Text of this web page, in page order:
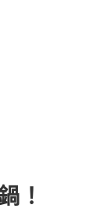
！